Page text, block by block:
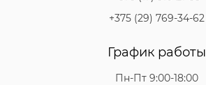
+375 (29) 769-34-62
График работы
Пн-Пт 9:00-18:00